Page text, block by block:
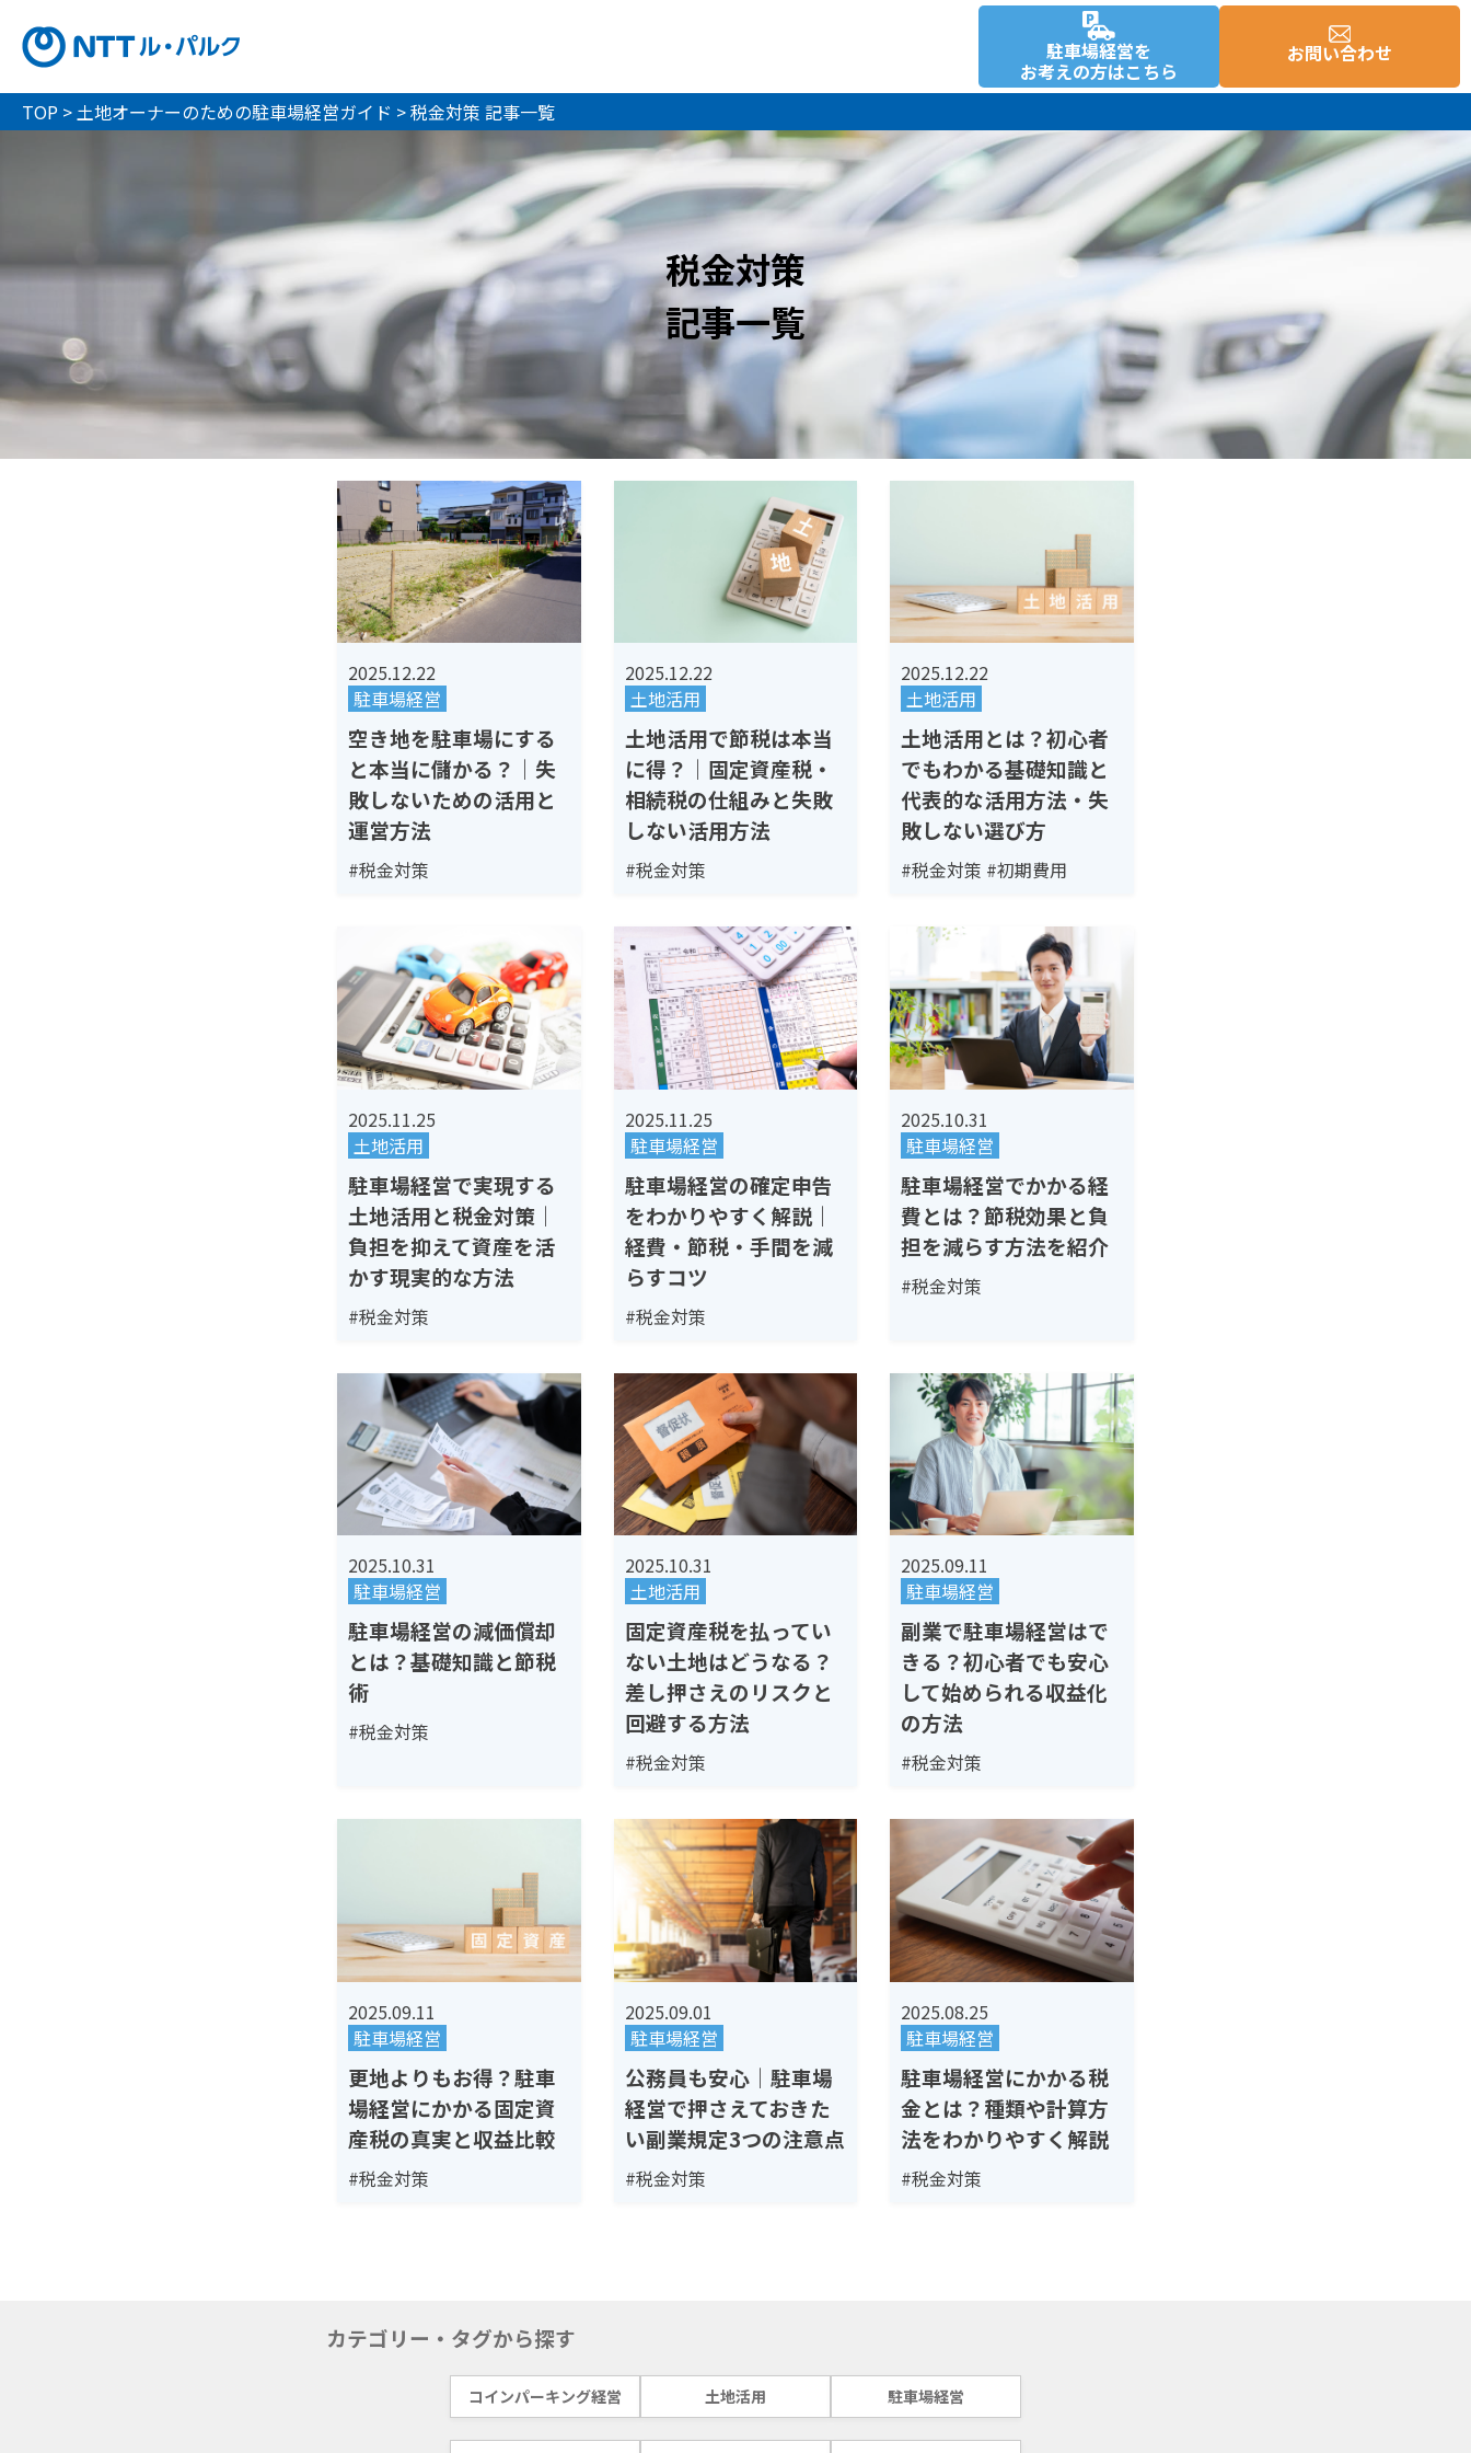
駐車場経営を
お考えの方はこちら
お問い合わせ
TOP >土地オーナーのための駐車場経営ガイド >税金対策 記事一覧
税金対策
記事一覧
2025.12.22
駐車場経営
空き地を駐車場にする
と本当に儲かる？｜失
敗しないための活用と
運営方法
#税金対策
2025.12.22
土地活用
土地活用で節税は本当
に得？｜固定資産税・
相続税の仕組みと失敗
しない活用方法
#税金対策
2025.12.22
土地活用
土地活用とは？初心者
でもわかる基礎知識と
代表的な活用方法・失
敗しない選び方
#税金対策 #初期費用
2025.11.25
土地活用
駐車場経営で実現する
土地活用と税金対策｜
負担を抑えて資産を活
かす現実的な方法
#税金対策
2025.11.25
駐車場経営
駐車場経営の確定申告
をわかりやすく解説｜
経費・節税・手間を減
らすコツ
#税金対策
2025.10.31
駐車場経営
駐車場経営でかかる経
費とは？節税効果と負
担を減らす方法を紹介
#税金対策
2025.10.31
駐車場経営
駐車場経営の減価償却
とは？基礎知識と節税
術
#税金対策
2025.10.31
土地活用
固定資産税を払ってい
ない土地はどうなる？
差し押さえのリスクと
回避する方法
#税金対策
2025.09.11
駐車場経営
副業で駐車場経営はで
きる？初心者でも安心
して始められる収益化
の方法
#税金対策
2025.09.11
駐車場経営
更地よりもお得？駐車
場経営にかかる固定資
産税の真実と収益比較
#税金対策
2025.09.01
駐車場経営
公務員も安心｜駐車場
経営で押さえておきた
い副業規定3つの注意点
#税金対策
2025.08.25
駐車場経営
駐車場経営にかかる税
金とは？種類や計算方
法をわかりやすく解説
#税金対策
カテゴリー・タグから探す
コインパーキング経営 土地活用 駐車場経営